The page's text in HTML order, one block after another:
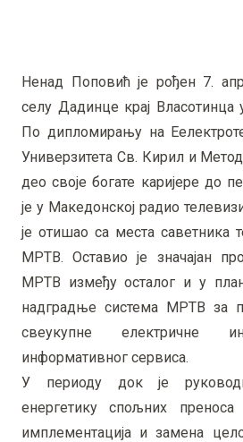
Ненад Поповић је рођен 7.
селу Дадинце крај Власотинца
По дипломирању на
Универзитета Св. Кирил и
део своје богате каријере до
је у Македонској радио
је отишао са места саветника
МРТВ. Оставио је значајан
МРТВ између осталог и у
надградње система МРТВ за
свеукупне електричне
информативног сервиса.
У периоду док је
енергетику спољних
имплементација и замена